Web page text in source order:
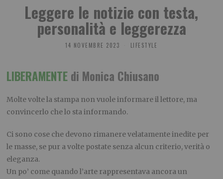
Leggere le notizie con testa,
personalità e leggerezza
14 NOVEMBRE 2023 LIFESTYLE
LIBERAMENTE di Monica Chiusano
Molte volte la stampa non vuole informare il lettore, ma
convincerlo che lo sta informando.
Ci sono cose che devono rimanere velatamente inedite per
le masse, se pur a volte postate senza alcun criterio, verità o
eleganza.
Un po’ come quando l’arte rappresentava ancora un